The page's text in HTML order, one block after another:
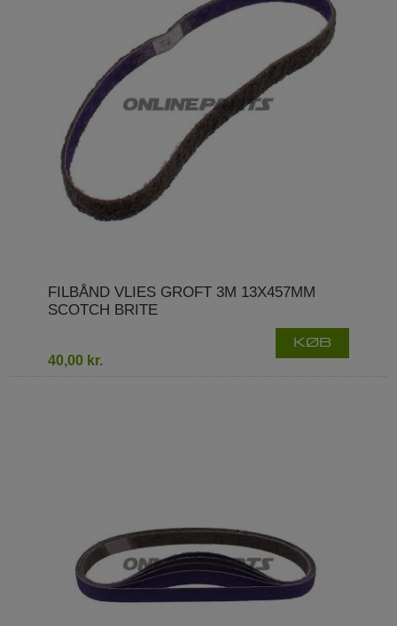
FILBÅND VLIES GROFT 3M 13X457MM
SCOTCH BRITE
40,00 kr.
KØB